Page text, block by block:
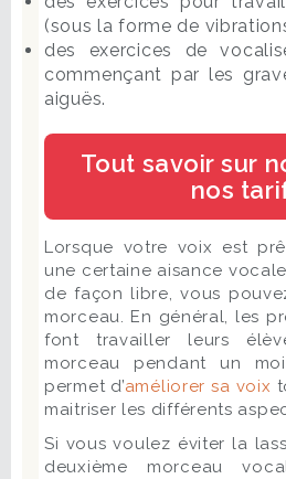
(sous la forme de
des exercices de
commençant par les
aiguës.
Tout savoir sur
nos
Lorsque votre voix est
une certaine aisance
de façon libre, vous
morceau. En général, les
font travailler leurs
morceau pendant un
permet d’améliorer sa voix
maitriser les différents
Si vous voulez éviter la
deuxième morceau